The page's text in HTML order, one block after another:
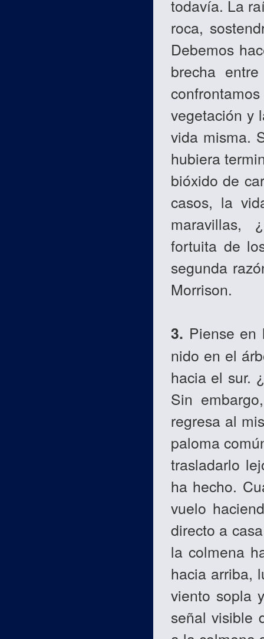
todavía. La
roca,
Debemos
brecha
vegetación y
vida misma.
hubiera
bióxido de
casos, la
maravillas,
fortuita de
segunda
Morrison.
3. Piense
nido en el
hacia el sur.
Sin
regresa al
paloma
trasladarlo
ha hecho.
vuelo
directo a
la colmena
hacia arriba,
viento sopla
señal visible